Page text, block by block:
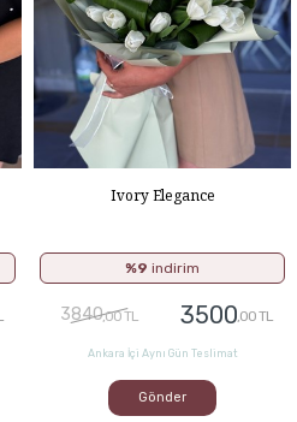
Ivory Elegance
%9 indirim
3840,00 TL 3500,00 TL
Ankara İçi Aynı Gün Teslimat
Gönder